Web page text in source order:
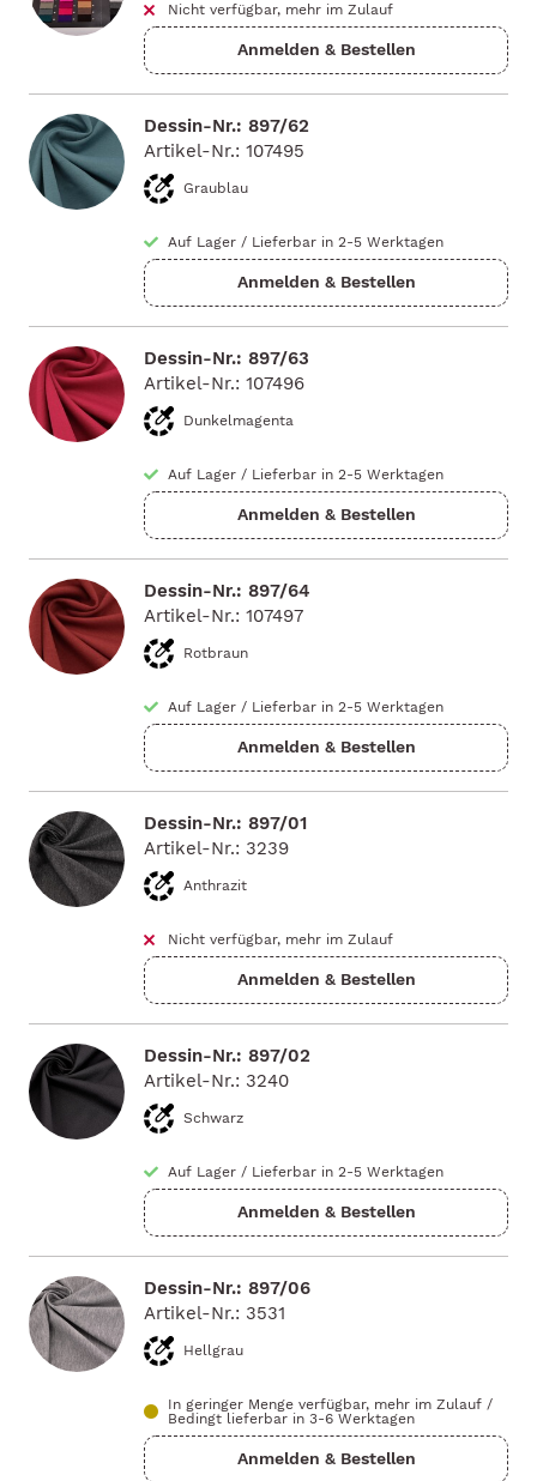
Nicht verfügbar, mehr im Zulauf
Dessin-Nr.: 897/62
Artikel-Nr.: 107495
Graublau
Auf Lager / Lieferbar in 2-5 Werktagen
Dessin-Nr.: 897/63
Artikel-Nr.: 107496
Dunkelmagenta
Auf Lager / Lieferbar in 2-5 Werktagen
Dessin-Nr.: 897/64
Artikel-Nr.: 107497
Rotbraun
Auf Lager / Lieferbar in 2-5 Werktagen
Dessin-Nr.: 897/01
Artikel-Nr.: 3239
Anthrazit
Nicht verfügbar, mehr im Zulauf
Dessin-Nr.: 897/02
Artikel-Nr.: 3240
Schwarz
Auf Lager / Lieferbar in 2-5 Werktagen
Dessin-Nr.: 897/06
Artikel-Nr.: 3531
Hellgrau
In geringer Menge verfügbar, mehr im Zulauf /
Bedingt lieferbar in 3-6 Werktagen